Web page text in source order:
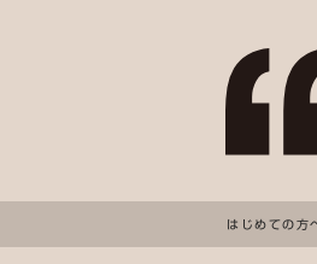
はじめての方